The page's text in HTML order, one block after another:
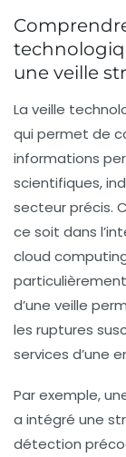
une veille
La veille
qui permet de
informations
scientifiques,
secteur précis.
ce soit dans
cloud
d’une veille
les ruptures
services d’une
Par exemple,
a intégré une
détection